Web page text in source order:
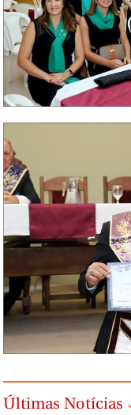
Últimas Notícias